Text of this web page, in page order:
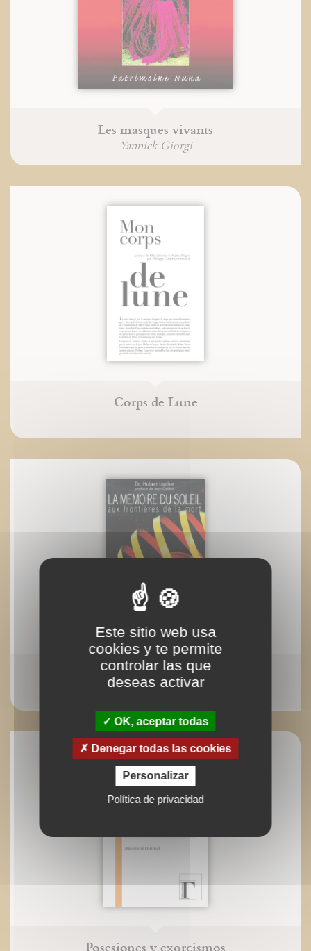
Les masques vivants
Yannick Giorgi
Corps de Lune
La mémoire du soleil
Dr. Hubert Larcher
Posesiones y exorcismos
Este sitio web usa
cookies y te permite
controlar las que
deseas activar
OK, aceptar todas
Denegar todas las cookies
Personalizar
Política de privacidad